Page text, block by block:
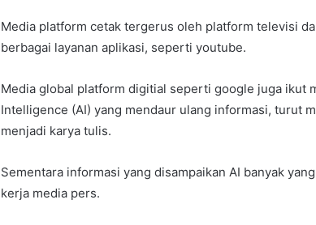
Media platform cetak tergerus oleh platform televisi
berbagai layanan aplikasi, seperti youtube.
Media global platform digitial seperti google juga ikut
Intelligence (AI) yang mendaur ulang informasi, turut
menjadi karya tulis.
Sementara informasi yang disampaikan AI banyak
kerja media pers.